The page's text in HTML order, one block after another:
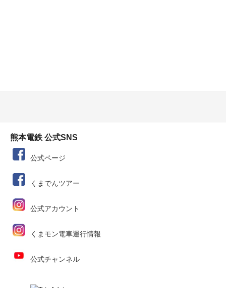
熊本電鉄 公式SNS
公式ページ
くまでんツアー
公式アカウント
くまモン電車運行情報
公式チャンネル